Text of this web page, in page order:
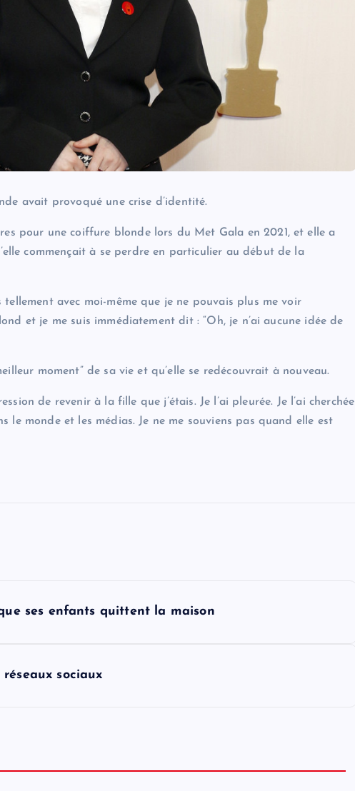
avait provoqué une crise d’identité.
pour une coiffure blonde lors du Met Gala en 2021, et elle a
commençait à se perdre en particulier au début de la
tellement avec moi-même que je ne pouvais plus me voir
et je me suis immédiatement dit : “Oh, je n’ai aucune idée de
moment” de sa vie et qu’elle se redécouvrait à nouveau.
de revenir à la fille que j’étais. Je l’ai pleurée. Je l’ai cherchée
le monde et les médias. Je ne me souviens pas quand elle est
ses enfants quittent la maison
sociaux